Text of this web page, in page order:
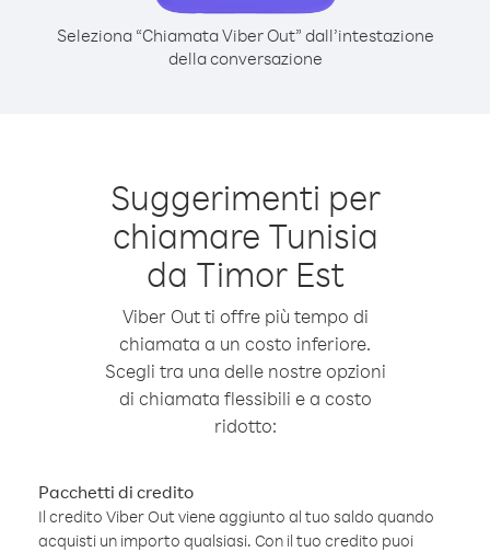
Seleziona “Chiamata Viber Out” dall’intestazione
della conversazione
Suggerimenti per
chiamare Tunisia
da Timor Est
Viber Out ti offre più tempo di
chiamata a un costo inferiore.
Scegli tra una delle nostre opzioni
di chiamata flessibili e a costo
ridotto:
Pacchetti di credito
Il credito Viber Out viene aggiunto al tuo saldo quando
acquisti un importo qualsiasi. Con il tuo credito puoi